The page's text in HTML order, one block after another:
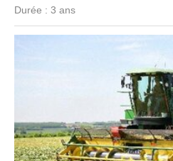
Durée : 3 ans